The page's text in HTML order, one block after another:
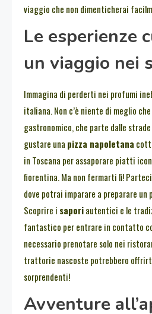
viaggio che non dimenticherai
Le esperienze
un viaggio nei
Immagina di perderti nei profumi
italiana. Non c’è niente di meglio
gastronomico, che parte dalle
gustare una pizza napoletana
in Toscana per assaporare piatti
fiorentina. Ma non fermarti lì!
dove potrai imparare a preparare
Scoprire i saporiautentici e le
fantastico per entrare in contatto
necessario prenotare solo nei
trattorie nascoste potrebbero
sorprendenti!
Avventure